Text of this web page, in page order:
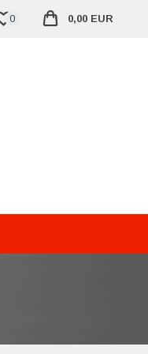
0 0,00 EUR